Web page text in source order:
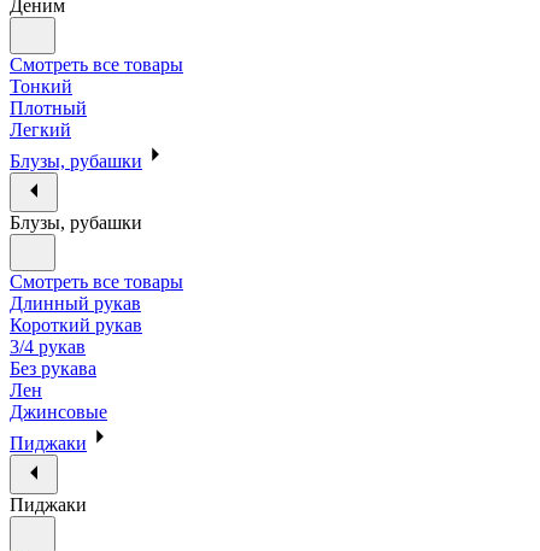
Деним
Смотреть все товары
Тонкий
Плотный
Легкий
Блузы, рубашки
Блузы, рубашки
Смотреть все товары
Длинный рукав
Короткий рукав
3/4 рукав
Без рукава
Лен
Джинсовые
Пиджаки
Пиджаки